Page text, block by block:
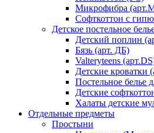
Микрофибра
Софткоттон с
Детское постельное
Детский поплин
Бязь (арт. ДБ)
Valteryteens
Детские кроватки
Постельное белье
Детские
Халаты детские
Отдельные предметы
Простыни